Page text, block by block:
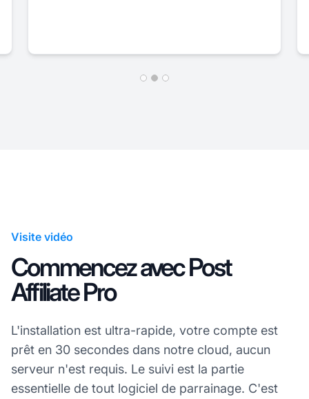
Visite vidéo
Commencez avec Post
Affiliate Pro
L'installation est ultra-rapide, votre compte est
prêt en 30 secondes dans notre cloud, aucun
serveur n'est requis. Le suivi est la partie
essentielle de tout logiciel de parrainage. C'est